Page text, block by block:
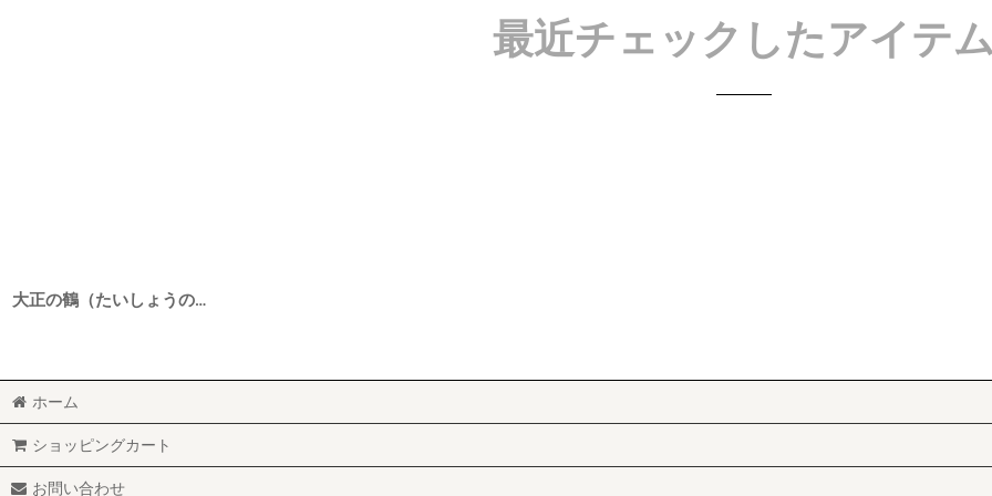
最近チェックしたアイテ
大正の鶴（たいしょうのつる） 生もと純米生原酒 軟水酒母仕込み 赤磐雄町 6BY 1800ml
ホーム
ショッピングカート
お問い合わせ